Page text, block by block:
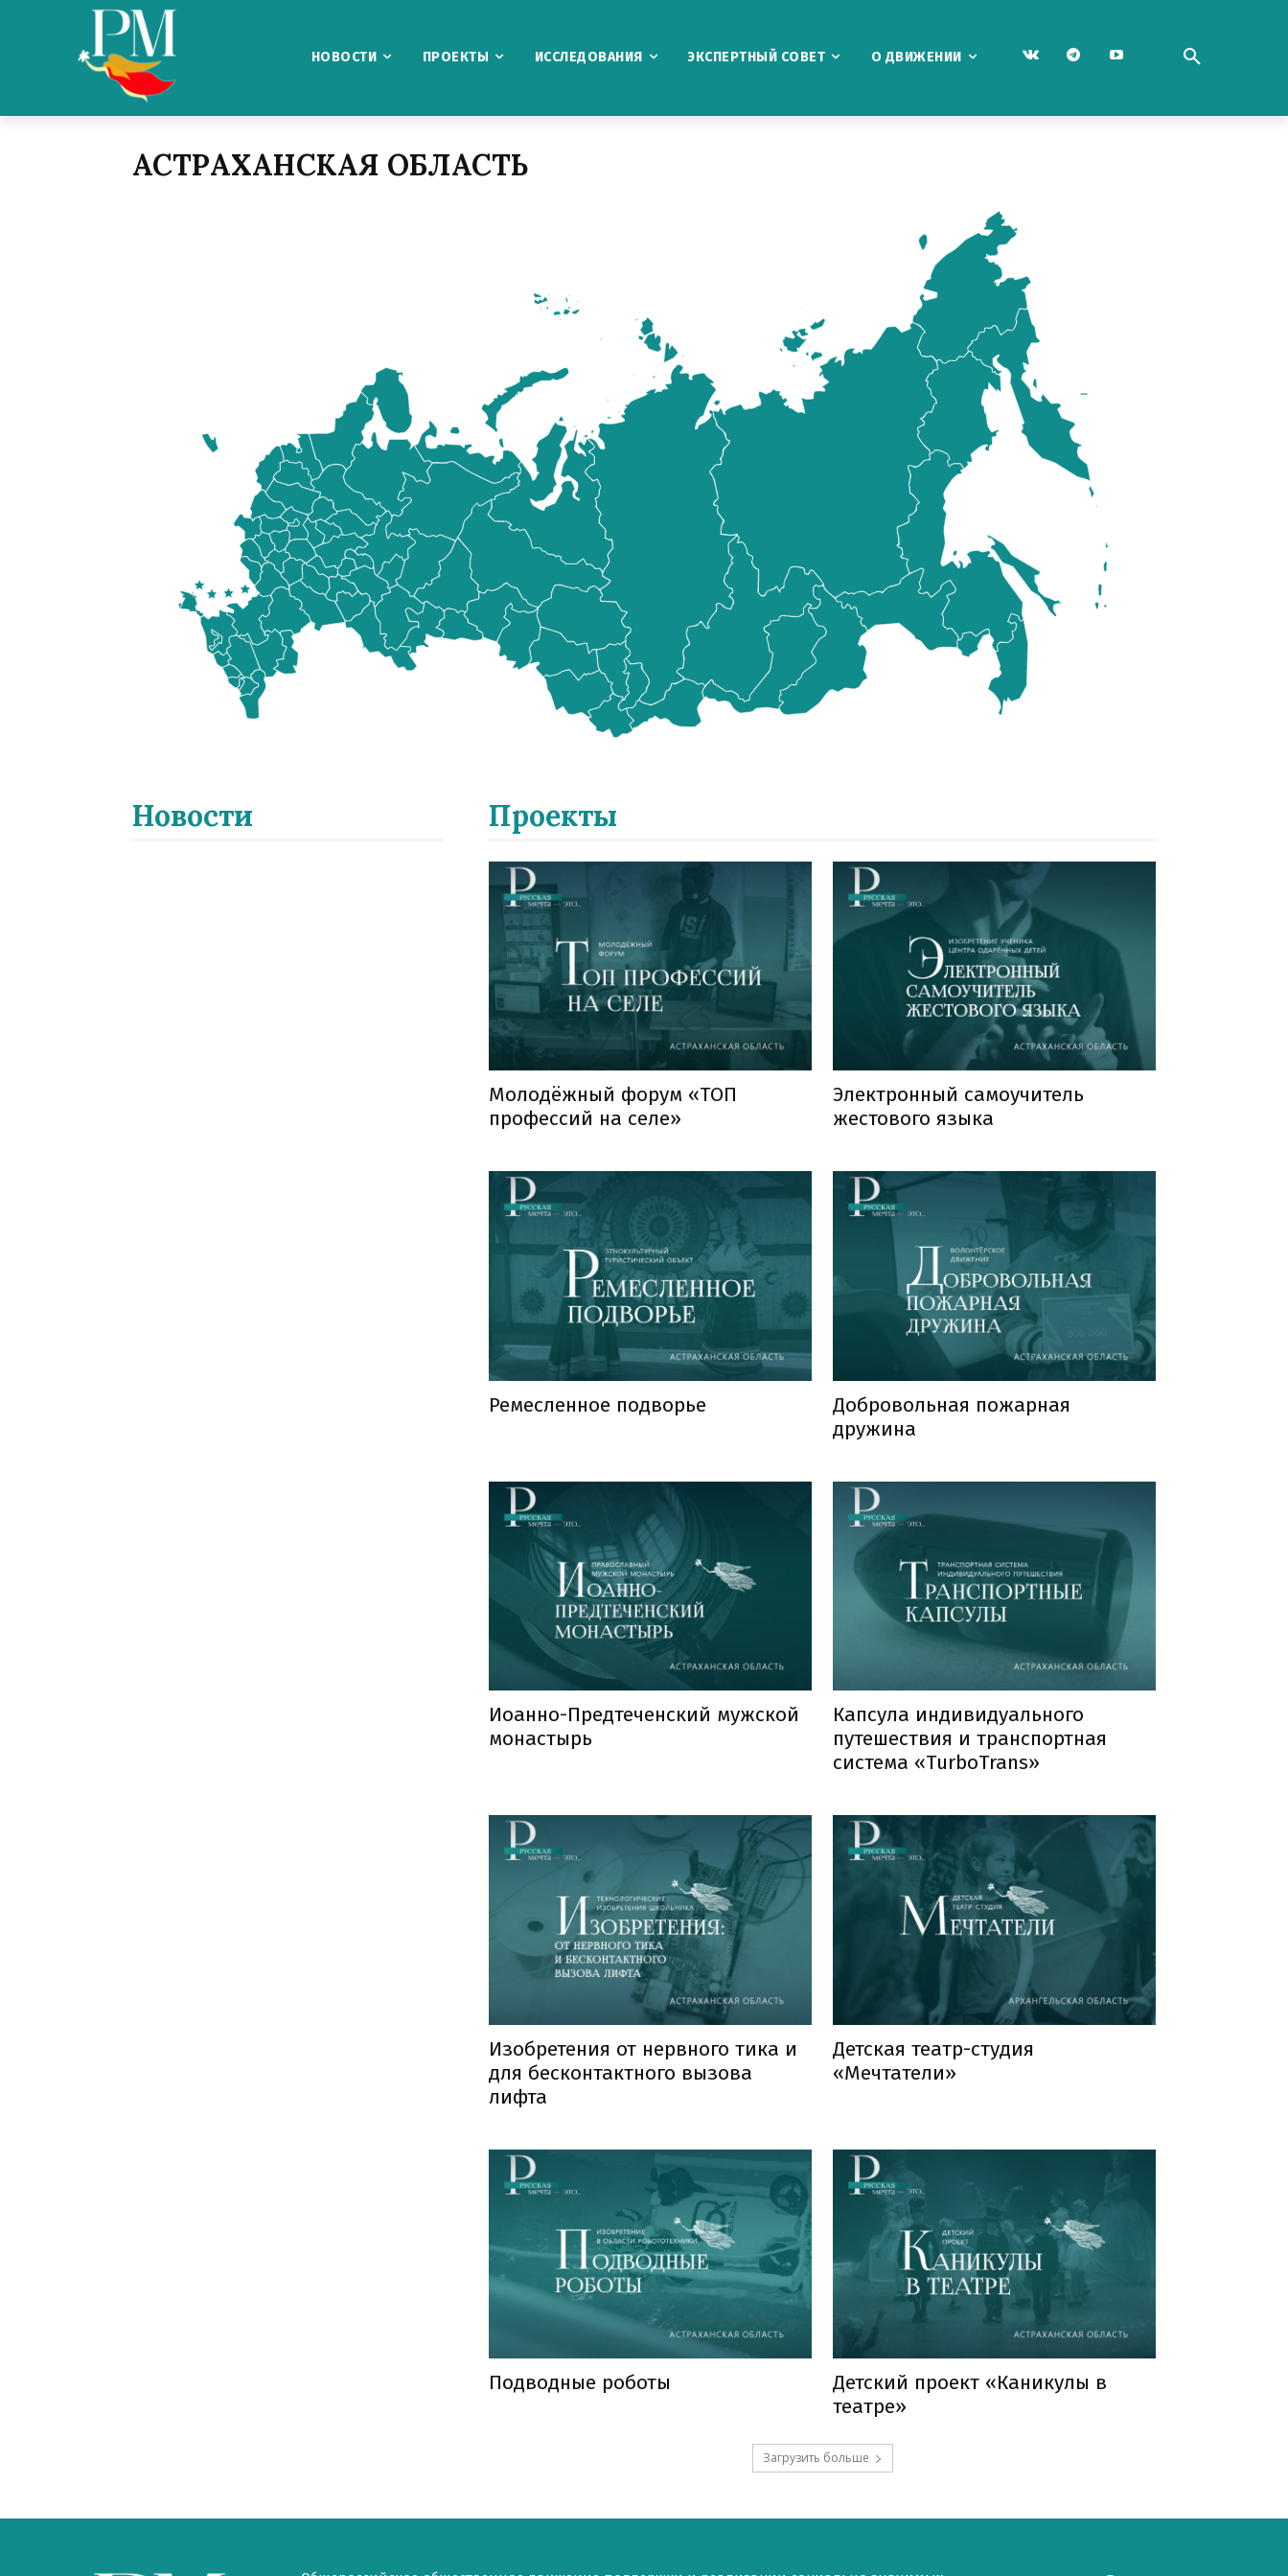
НОВОСТИ ПРОЕКТЫ ИССЛЕДОВАНИЯ ЭКСПЕРТНЫЙ СОВЕТ О ДВИЖЕНИИ
АСТРАХАНСКАЯ ОБЛАСТЬ
Новости Проекты
Молодёжный форум «ТОП
профессий на селе»
Электронный самоучитель
жестового языка
Ремесленное подворье
Добровольная пожарная
дружина
Иоанно-Предтеченский мужской
монастырь
Капсула индивидуального
путешествия и транспортная
система «TurboTrans»
Изобретения от нервного тика и
для бесконтактного вызова
лифта
Детская театр-студия
«Мечтатели»
Подводные роботы
Детский проект «Каникулы в
театре»
Загрузить больше